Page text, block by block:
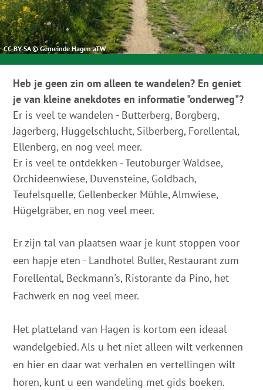
CC-BY-SA © Gemeinde Hagen aTW
Heb je geen zin om alleen te wandelen? En geniet
je van kleine anekdotes en informatie "onderweg"?
Er is veel te wandelen - Butterberg, Borgberg,
Jägerberg, Hüggelschlucht, Silberberg, Forellental,
Ellenberg, en nog veel meer.
Er is veel te ontdekken - Teutoburger Waldsee,
Orchideenwiese, Duvensteine, Goldbach,
Teufelsquelle, Gellenbecker Mühle, Almwiese,
Hügelgräber, en nog veel meer.
Er zijn tal van plaatsen waar je kunt stoppen voor
een hapje eten - Landhotel Buller, Restaurant zum
Forellental, Beckmann's, Ristorante da Pino, het
Fachwerk en nog veel meer.
Het platteland van Hagen is kortom een ideaal
wandelgebied. Als u het niet alleen wilt verkennen
en hier en daar wat verhalen en vertellingen wilt
horen, kunt u een wandeling met gids boeken.